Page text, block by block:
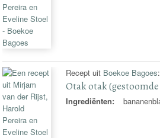
Recept uit Boekoe Bagoes:
Otak otak
Ingrediënten: